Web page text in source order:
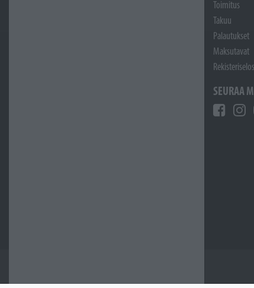
Toimitus
Takuu
Palautukset
Maksutavat
SEURAA